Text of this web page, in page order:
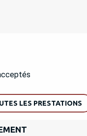
LES PRESTATIONS